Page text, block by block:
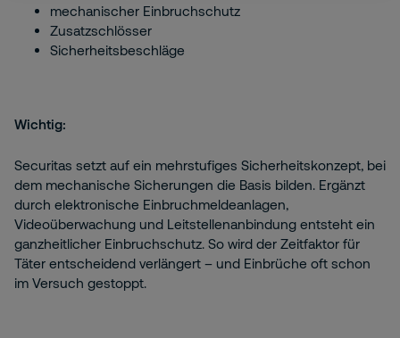
mechanischer Einbruchschutz
Zusatzschlösser
Sicherheitsbeschläge
Wichtig:
Securitas setzt auf ein mehrstufiges Sicherheitskonzept, bei
dem mechanische Sicherungen die Basis bilden. Ergänzt
durch elektronische Einbruchmeldeanlagen,
Videoüberwachung und Leitstellenanbindung entsteht ein
ganzheitlicher Einbruchschutz. So wird der Zeitfaktor für
Täter entscheidend verlängert – und Einbrüche oft schon
im Versuch gestoppt.